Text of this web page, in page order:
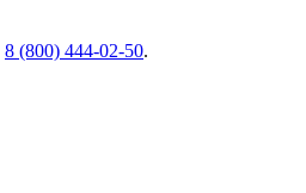
8 (800) 444‑02‑50.